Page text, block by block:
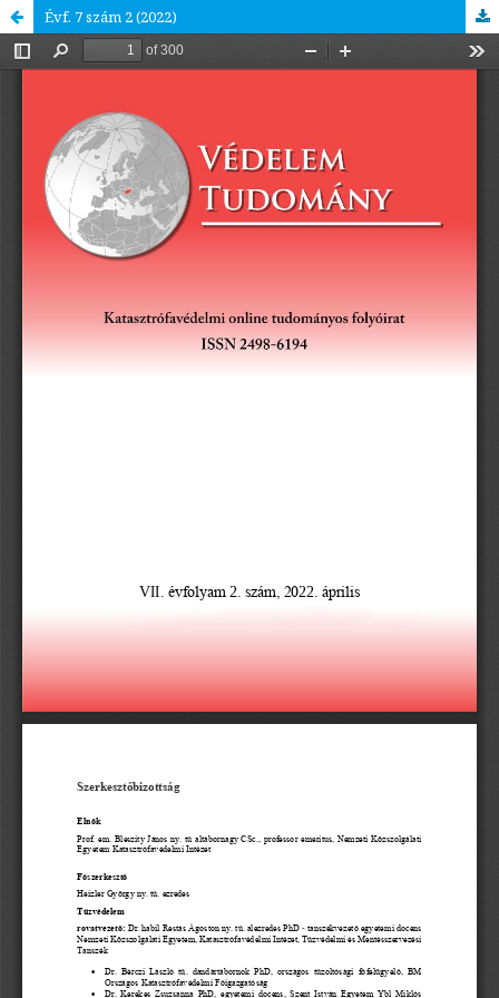
Évf. 7 szám 2 (2022)